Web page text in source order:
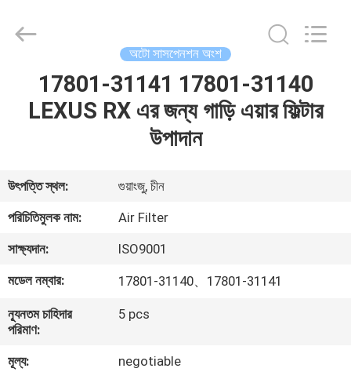
ভিডিও
সম্পর্কে
কারখানা
পরিদর্শন
PARTS
অটো সাসপেনশন অংশ
17801-31141 17801-31140
LEXUS RX এর জন্য গাড়ি এয়ার ফিল্টার
উপাদান
উৎপত্তি স্থল:
গুয়াংজু, চীন
পরিচিতিমুলক নাম:
Air Filter
সাক্ষ্যদান:
ISO9001
মডেল নম্বার:
17801-31140、17801-31141
ন্যূনতম চাহিদার
পরিমাণ:
5 pcs
মূল্য:
negotiable